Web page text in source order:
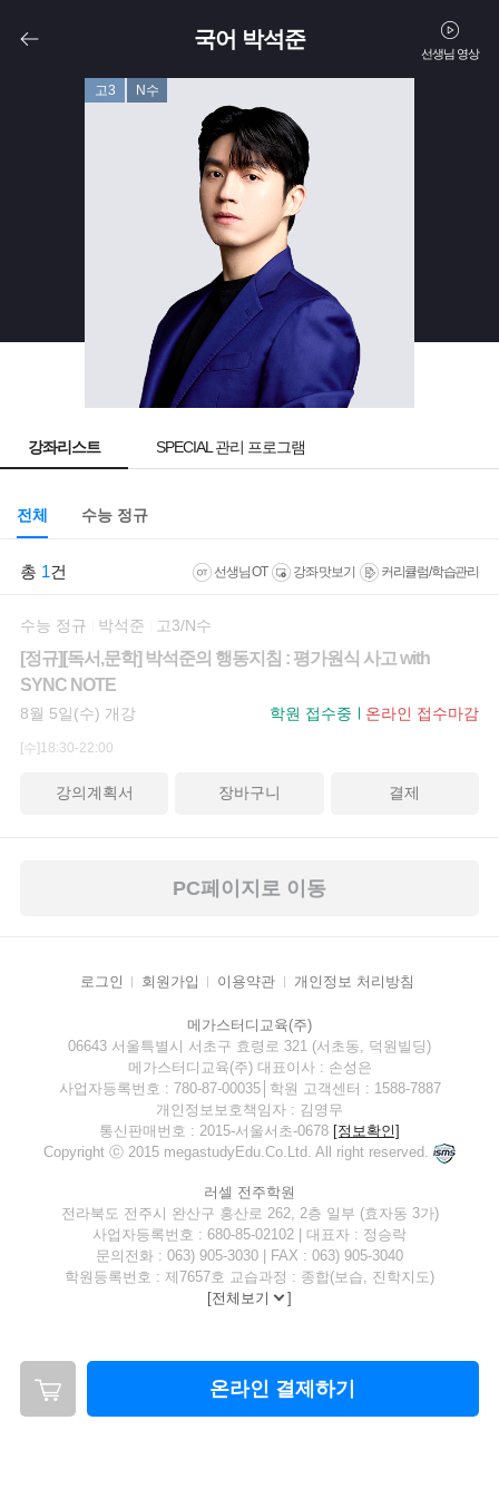
국어 박석준
선생님 영상
고3 N수
강좌리스트 SPECIAL 관리 프로그램
전체 수능 정규
총 1건 선생님 OT 강좌 맛보기 커리큘럼/학습관리
수능 정규 박석준 고3/N수
[정규][독서,문학] 박석준의 행동지침 : 평가원식 사고 with
SYNC NOTE
8월 5일(수) 개강 학원 접수중 온라인 접수마감
[수]18:30-22:00
강의계획서 장바구니 결제
PC페이지로 이동
로그인 회원가입 이용약관 개인정보 처리방침
메가스터디교육(주)
06643 서울특별시 서초구 효령로 321 (서초동, 덕원빌딩)
메가스터디교육(주) 대표이사 : 손성은
사업자등록번호 : 780-87-00035│학원 고객센터 : 1588-7887
개인정보보호책임자 : 김영무
통신판매번호 : 2015-서울서초-0678 [정보확인]
Copyright ⓒ 2015 megastudyEdu.Co.Ltd. All right reserved.
러셀 전주학원
전라북도 전주시 완산구 홍산로 262, 2층 일부 (효자동 3가)
사업자등록번호 : 680-85-02102 | 대표자 : 정승락
문의전화 : 063) 905-3030 | FAX : 063) 905-3040
학원등록번호 : 제7657호 교습과정 : 종합(보습, 진학지도)
[전체보기 ]
온라인 결제하기